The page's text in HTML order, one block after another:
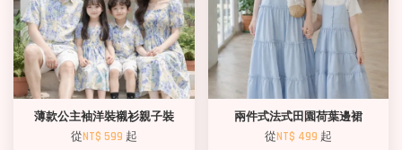
薄款公主袖洋裝襯衫親子裝
從NT$ 599 起
兩件式法式田園荷葉邊裙
從NT$ 499 起